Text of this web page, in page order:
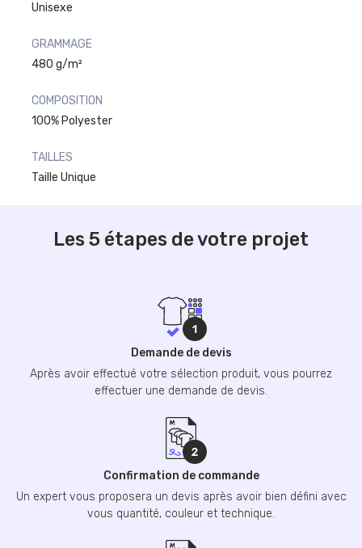
Unisexe
GRAMMAGE
480 g/m²
COMPOSITION
100% Polyester
TAILLES
Taille Unique
Les 5 étapes de votre projet
Demande de devis
Après avoir effectué votre sélection produit, vous pourrez
effectuer une demande de devis.
Confirmation de commande
Un expert vous proposera un devis après avoir bien défini avec
vous quantité, couleur et technique.